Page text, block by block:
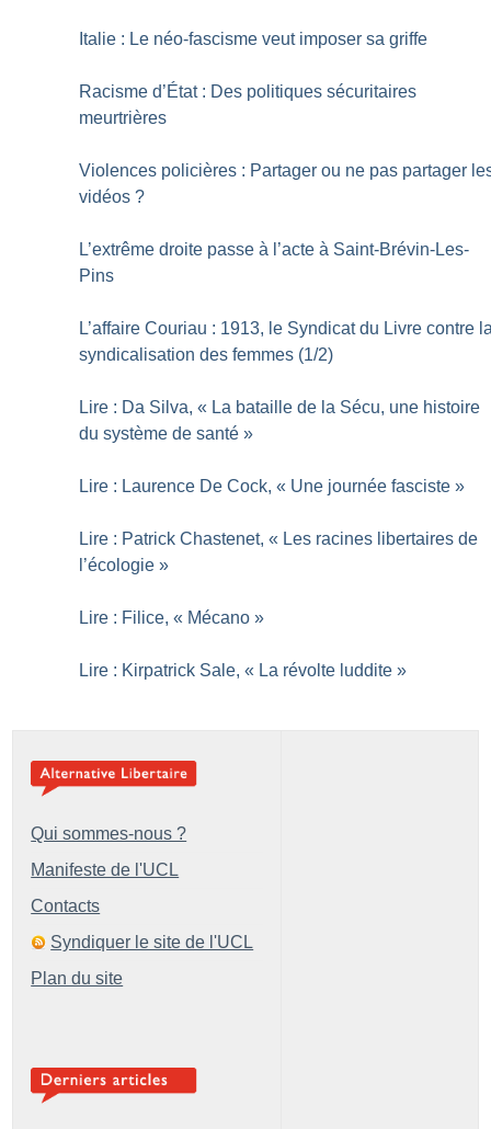
Italie : Le néo-fascisme veut imposer sa griffe
Racisme d’État : Des politiques sécuritaires
meurtrières
Violences policières : Partager ou ne pas partager
vidéos ?
L’extrême droite passe à l’acte à Saint-Brévin-Les-
Pins
L’affaire Couriau : 1913, le Syndicat du Livre contre
syndicalisation des femmes (1/2)
Lire : Da Silva, « La bataille de la Sécu, une histoire
du système de santé »
Lire : Laurence De Cock, « Une journée fasciste »
Lire : Patrick Chastenet, « Les racines libertaires de
l’écologie »
Lire : Filice, « Mécano »
Lire : Kirpatrick Sale, « La révolte luddite »
Qui sommes-nous ?
Manifeste de l'UCL
Contacts
Syndiquer le site de l'UCL
Plan du site